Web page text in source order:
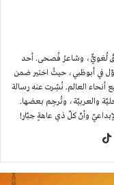
لُغويٌّ، وشاعرُ فُصحى. أحد
في أبوظبي، حيثُ اختير ضمن
من (7500) شاعرٍ من جميع أنحاء العالم. نُشِرت عنه رسالة
والعربيّة، وتُرجِم بعضها.
وأنّ كلّ ذي عاهةٍ جبّار!
انستقرام